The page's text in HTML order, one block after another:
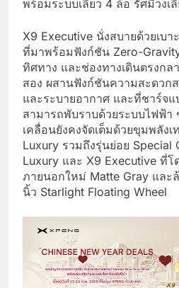
พร้อมระบบเลี้ยว 4 ล้อ รัศมีวงเ
X9 Executive นั่งสบายด้วยเบ
ที่มาพร้อมฟังก์ชัน Zero-
ทิศทาง และช่องทางเดินตรงกล
สอง ผสานฟังก์ชันความสะดวก
และระบายอากาศ และที่ชาร์จแ
สามารถพับราบด้วยระบบไฟฟ้
เคลื่อนยังคงจัดเต็มด้วยขุมพลัง
Luxury รวมถึงรุ่นย่อย Special
Luxury และ X9 Executive ที่โ
ภายนอกใหม่ Matte Gray และ
นิ้ว Starlight Floating Wheel